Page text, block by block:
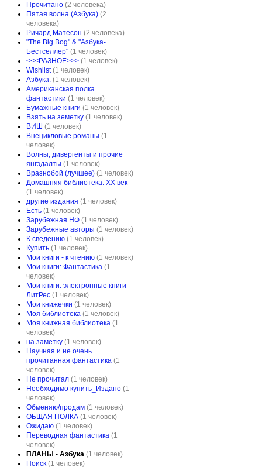
Прочитано (2 человека)
Пятая волна (Азбука) (2
человека)
Ричард Матесон (2 человека)
"The Big Bog" & "Азбука-
Бестселлер" (1 человек)
<<<РАЗНОЕ>>> (1 человек)
Wishlist (1 человек)
Азбука. (1 человек)
Американская полка
фантастики (1 человек)
Бумажные книги (1 человек)
Взять на земетку (1 человек)
ВИШ (1 человек)
Внецикловые романы (1
человек)
Волны, дивергенты и прочие
янгэдалты (1 человек)
Вразнобой (лучшее) (1 человек)
Домашняя библиотека: XX век
(1 человек)
другие издания (1 человек)
Есть (1 человек)
Зарубежная НФ (1 человек)
Зарубежные авторы (1 человек)
К сведению (1 человек)
Купить (1 человек)
Мои книги - к чтению (1 человек)
Мои книги: Фантастика (1
человек)
Мои книги: электронные книги
ЛитРес (1 человек)
Мои книжечки (1 человек)
Моя библиотека (1 человек)
Моя книжная библиотека (1
человек)
на заметку (1 человек)
Научная и не очень
прочитанная фантастика (1
человек)
Не прочитал (1 человек)
Необходимо купить_Издано (1
человек)
Обменяю/продам (1 человек)
ОБЩАЯ ПОЛКА (1 человек)
Ожидаю (1 человек)
Переводная фантастика (1
человек)
ПЛАНЫ - Азбука (1 человек)
Поиск (1 человек)